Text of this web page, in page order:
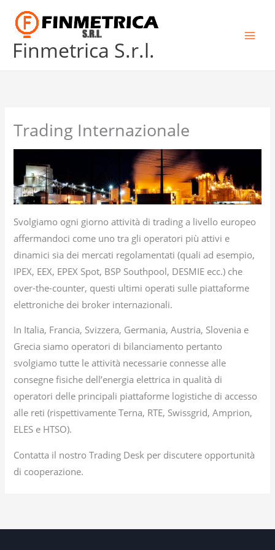
contentFinmetrica S.r.l.
Trading Internazionale
Svolgiamo ogni giorno attività di trading a livello europeo
affermandoci come uno tra gli operatori più attivi e
dinamici sia dei mercati regolamentati (quali ad esempio,
IPEX, EEX, EPEX Spot, BSP Southpool, DESMIE ecc.) che
over-the-counter, questi ultimi operati sulle piattaforme
elettroniche dei broker internazionali.
In Italia, Francia, Svizzera, Germania, Austria, Slovenia e
Grecia siamo operatori di bilanciamento pertanto
svolgiamo tutte le attività necessarie connesse alle
consegne fisiche dell’energia elettrica in qualità di
operatori delle principali piattaforme logistiche di accesso
alle reti (rispettivamente Terna, RTE, Swissgrid, Amprion,
ELES e HTSO).
Contatta il nostro Trading Desk per discutere opportunità
di cooperazione.